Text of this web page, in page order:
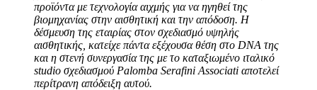
προϊόντα με τεχνολογία αιχμής για να ηγηθεί της
βιομηχανίας στην αισθητική και την απόδοση. Η
δέσμευση της εταιρίας στον σχεδιασμό υψηλής
αισθητικής, κατείχε πάντα εξέχουσα θέση στο DNA της
και η στενή συνεργασία της με το καταξιωμένο ιταλικό
studio σχεδιασμού Palomba Serafini Associati αποτελεί
περίτρανη απόδειξη αυτού.